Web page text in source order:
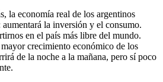
la economía real de los argentinos
aumentará la inversión y el consumo.
en el país más libre del mundo.
crecimiento económico de los
de la noche a la mañana, pero sí poco